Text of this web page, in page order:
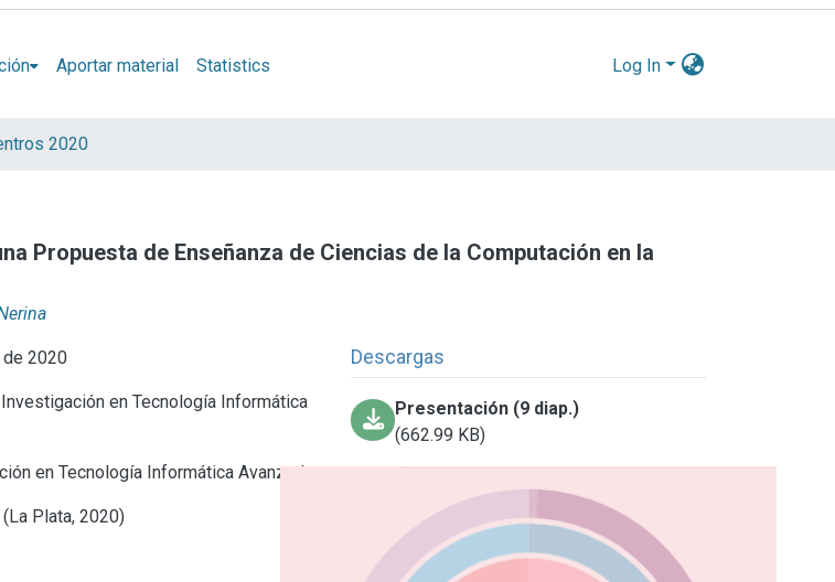
Aportar material Statistics Log In
2020
Propuesta de Enseñanza de Ciencias de la Computación en la
2020
en Tecnología Informática
en Tecnología Informática Avanzada
Plata, 2020)
Descargas
Presentación (9 diap.)
(662.99 KB)